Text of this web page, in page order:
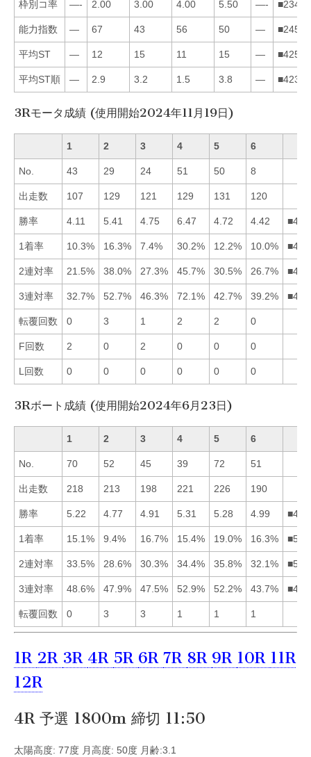
枠別コ率 —- 2.00 3.00 4.00 5.50 —-
能力指数 — 67 43 56 50 —
平均ST — 12 15 11 15 —
平均ST順 — 2.9 3.2 1.5 3.8 —
3Rモータ成績 (使用開始2024年11月19日)
1 2 3 4 5 6
No. 43 29 24 51 50 8
出走数 107 129 121 129 131 120
勝率 4.11 5.41 4.75 6.47 4.72 4.42
1着率 10.3% 16.3% 7.4% 30.2% 12.2% 10.0%
2連対率 21.5% 38.0% 27.3% 45.7% 30.5% 26.7%
3連対率 32.7% 52.7% 46.3% 72.1% 42.7% 39.2%
転覆回数 0 3 1 2 2 0
F回数 2 0 2 0 0 0
L回数 0 0 0 0 0 0
3Rボート成績 (使用開始2024年6月23日)
1 2 3 4 5 6
No. 70 52 45 39 72 51
出走数 218 213 198 221 226 190
勝率 5.22 4.77 4.91 5.31 5.28 4.99
1着率 15.1% 9.4% 16.7% 15.4% 19.0% 16.3%
2連対率 33.5% 28.6% 30.3% 34.4% 35.8% 32.1%
3連対率 48.6% 47.9% 47.5% 52.9% 52.2% 43.7%
転覆回数 0 3 3 1 1 1
1R 2R 3R 4R 5R 6R 7R 8R 9R 10R 11R
12R
4R 予選 1800m 締切 11:50
太陽高度: 77度 月高度: 50度 月齢:3.1